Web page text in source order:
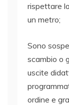
rispettare
un metro;
Sono
scambio o
uscite
ordine e